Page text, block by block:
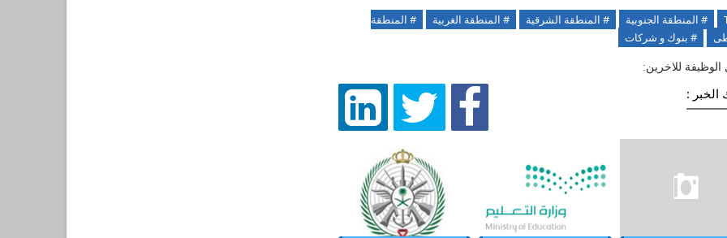
# المنطقة الجنوبية # المنطقة الشرقية # المنطقة الغربية
# المنطقة
# بنوك و شركات
للاخرين:
: